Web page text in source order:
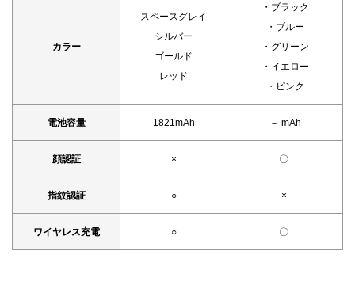
カラー
スペースグレイ
シルバー
ゴールド
レッド
・ブラック
・ブルー
・グリーン
・イエロー
・ピンク
電池容量 1821mAh － mAh
顔認証 × 〇
指紋認証 ○ ×
ワイヤレス充電 ○ 〇